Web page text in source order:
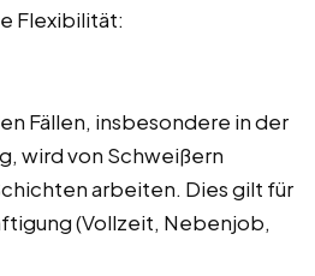
Flexibilität:
Fällen, insbesondere in der
wird von Schweißern
arbeiten. Dies gilt für
(Vollzeit, Nebenjob,